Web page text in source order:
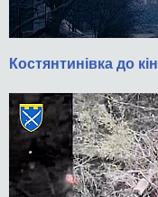
Костянтинівка до